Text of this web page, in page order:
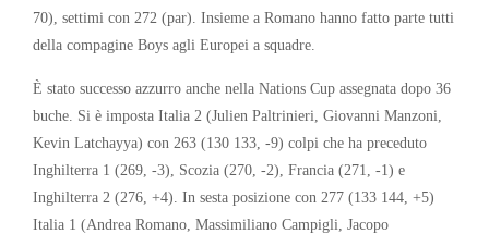
70), settimi con 272 (par). Insieme a Romano hanno fatto parte tutti
della compagine Boys agli Europei a squadre.
È stato successo azzurro anche nella Nations Cup assegnata dopo 36
buche. Si è imposta Italia 2 (Julien Paltrinieri, Giovanni Manzoni,
Kevin Latchayya) con 263 (130 133, -9) colpi che ha preceduto
Inghilterra 1 (269, -3), Scozia (270, -2), Francia (271, -1) e
Inghilterra 2 (276, +4). In sesta posizione con 277 (133 144, +5)
Italia 1 (Andrea Romano, Massimiliano Campigli, Jacopo